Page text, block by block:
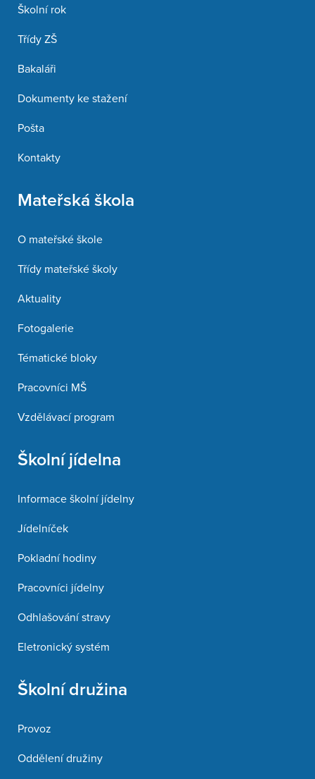
Školní rok
Třídy ZŠ
Bakaláři
Dokumenty ke stažení
Pošta
Kontakty
Mateřská škola
O mateřské škole
Třídy mateřské školy
Aktuality
Fotogalerie
Tématické bloky
Pracovníci MŠ
Vzdělávací program
Školní jídelna
Informace školní jídelny
Jídelníček
Pokladní hodiny
Pracovníci jídelny
Odhlašování stravy
Eletronický systém
Školní družina
Provoz
Oddělení družiny